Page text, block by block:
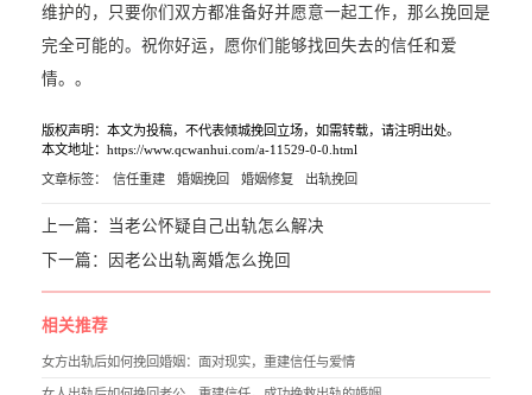
维护的，只要你们双方都准备好并愿意一起工作，那么挽回是
完全可能的。祝你好运，愿你们能够找回失去的信任和爱
情。。
版权声明：本文为投稿，不代表倾城挽回立场，如需转载，请注明出处。
本文地址：https://www.qcwanhui.com/a-11529-0-0.html
文章标签： 信任重建 婚姻挽回 婚姻修复 出轨挽回
上一篇： 当老公怀疑自己出轨怎么解决
下一篇：
因老公出轨离婚怎么挽回
相关推荐
女方出轨后如何挽回婚姻：面对现实，重建信任与爱情